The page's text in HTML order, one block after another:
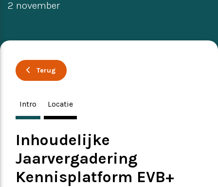
Toekomstvisie
EVB+ in beeld!
Partners
2 november
Terug
Intro Locatie
Inhoudelijke
Jaarvergadering
Kennisplatform EVB+